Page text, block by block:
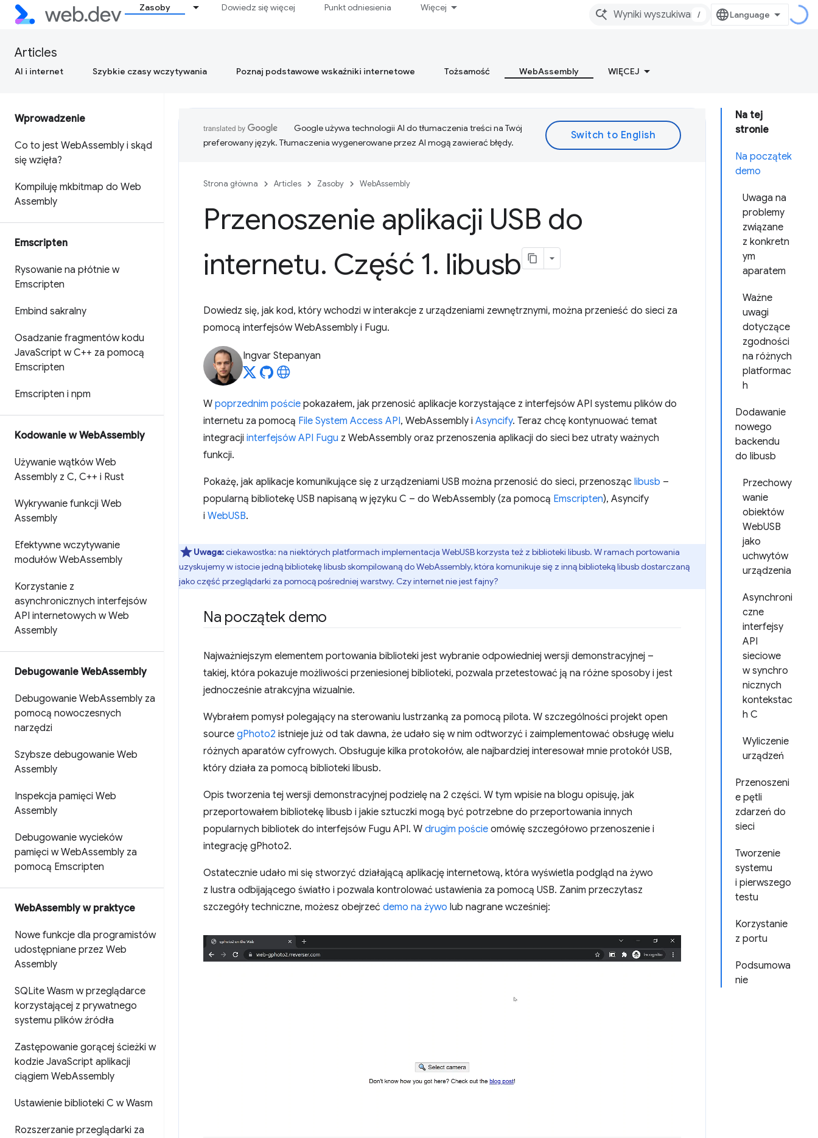
Zasoby Dowiedz się więcej Punkt odniesienia Więcej
/
Articles
AI i internet Szybkie czasy wczytywania Poznaj podstawowe wskaźniki internetowe Tożsamość WebAssembly WIĘCEJ
Wprowadzenie
Co to jest WebAssembly i skąd
się wzięła?
Kompiluję mkbitmap do Web
Assembly
Emscripten
Rysowanie na płótnie w
Emscripten
Embind sakralny
Osadzanie fragmentów kodu
JavaScript w C++ za pomocą
Emscripten
Emscripten i npm
Kodowanie w WebAssembly
Używanie wątków Web
Assembly z C, C++ i Rust
Wykrywanie funkcji Web
Assembly
Efektywne wczytywanie
modułów WebAssembly
Korzystanie z
asynchronicznych interfejsów
API internetowych w Web
Assembly
Debugowanie WebAssembly
Debugowanie WebAssembly za
pomocą nowoczesnych
narzędzi
Szybsze debugowanie Web
Assembly
Inspekcja pamięci Web
Assembly
Debugowanie wycieków
pamięci w WebAssembly za
pomocą Emscripten
WebAssembly w praktyce
Nowe funkcje dla programistów
udostępniane przez Web
Assembly
SQLite Wasm w przeglądarce
korzystającej z prywatnego
systemu plików źródła
Zastępowanie gorącej ścieżki w
kodzie JavaScript aplikacji
ciągiem WebAssembly
Ustawienie biblioteki C w Wasm
Rozszerzanie przeglądarki za
Na tej
stronie
Na początek
demo
Uwaga na
problemy
związane
z konkretn
ym
aparatem
Ważne
uwagi
dotyczące
zgodności
na różnych
platformac
h
Dodawanie
nowego
backendu
do libusb
Przechowy
wanie
obiektów
WebUSB
jako
uchwytów
urządzenia
Asynchroni
czne
interfejsy
API
sieciowe
w synchro
nicznych
kontekstac
h C
Wyliczenie
urządzeń
Przenoszeni
e pętli
zdarzeń do
sieci
Tworzenie
systemu
i pierwszego
testu
Korzystanie
z portu
Podsumowa
nie
Google używa technologii AI do tłumaczenia treści na Twój
preferowany język. Tłumaczenia wygenerowane przez AI mogą zawierać błędy.
Strona główna Articles Zasoby WebAssembly
Przenoszenie aplikacji USB do
internetu. Część 1. libusb
Dowiedz się, jak kod, który wchodzi w interakcje z urządzeniami zewnętrznymi, można przenieść do sieci za
pomocą interfejsów WebAssembly i Fugu.
Ingvar Stepanyan
W poprzednim poście pokazałem, jak przenosić aplikacje korzystające z interfejsów API systemu plików do
internetu za pomocą File System Access API, WebAssembly i Asyncify. Teraz chcę kontynuować temat
integracji interfejsów API Fugu z WebAssembly oraz przenoszenia aplikacji do sieci bez utraty ważnych
funkcji.
Pokażę, jak aplikacje komunikujące się z urządzeniami USB można przenosić do sieci, przenosząc libusb –
popularną bibliotekę USB napisaną w języku C – do WebAssembly (za pomocą Emscripten), Asyncify
i WebUSB.
Uwaga:ciekawostka: na niektórych platformach implementacja WebUSB korzysta też z biblioteki libusb. W ramach portowania
uzyskujemy w istocie jedną bibliotekę libusb skompilowaną do WebAssembly, która komunikuje się z inną biblioteką libusb dostarczaną
jako część przeglądarki za pomocą pośredniej warstwy. Czy internet nie jest fajny?
Na początek demo
Najważniejszym elementem portowania biblioteki jest wybranie odpowiedniej wersji demonstracyjnej –
takiej, która pokazuje możliwości przeniesionej biblioteki, pozwala przetestować ją na różne sposoby i jest
jednocześnie atrakcyjna wizualnie.
Wybrałem pomysł polegający na sterowaniu lustrzanką za pomocą pilota. W szczególności projekt open
source gPhoto2 istnieje już od tak dawna, że udało się w nim odtworzyć i zaimplementować obsługę wielu
różnych aparatów cyfrowych. Obsługuje kilka protokołów, ale najbardziej interesował mnie protokół USB,
który działa za pomocą biblioteki libusb.
Opis tworzenia tej wersji demonstracyjnej podzielę na 2 części. W tym wpisie na blogu opisuję, jak
przeportowałem bibliotekę libusb i jakie sztuczki mogą być potrzebne do przeportowania innych
popularnych bibliotek do interfejsów Fugu API. W drugim poście omówię szczegółowo przenoszenie i
integrację gPhoto2.
Ostatecznie udało mi się stworzyć działającą aplikację internetową, która wyświetla podgląd na żywo
z lustra odbijającego światło i pozwala kontrolować ustawienia za pomocą USB. Zanim przeczytasz
szczegóły techniczne, możesz obejrzeć demo na żywo lub nagrane wcześniej: